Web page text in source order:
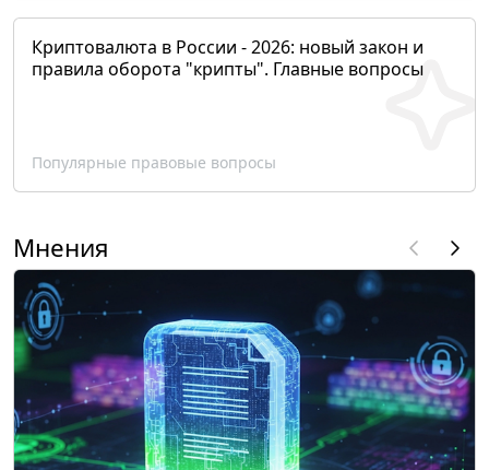
Криптовалюта в России - 2026: новый закон и
правила оборота "крипты". Главные вопросы
Популярные правовые вопросы
Мнения